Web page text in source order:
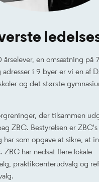
årselever, en omsætning på
i 9 byer er vi en af
og det største
der tilsammen
ZBC. Bestyrelsen er
har som opgave at sikre, at
ZBC har nedsat flere lokale
praktikcenterudvalg og